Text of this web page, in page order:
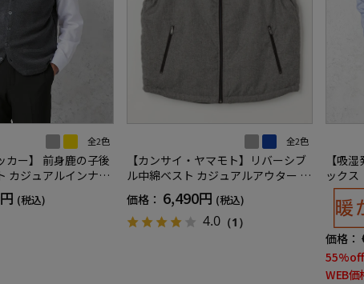
全2色
カー】 前身鹿の子後
カジュアルインナー
ト 保温 秋冬
(税込)
全2色
【カンサイ・ヤマモト】リバーシブ
ル中綿ベスト カジュアルアウター 無
価格： 6,490円 (税込)
4.0 （1）
【吸
ックス
中綿 無地 カジュアルアウター リッ
ケン
価格：
55%off
WEB価